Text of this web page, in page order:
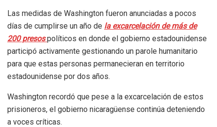
Las medidas de Washington fueron anunciadas a pocos
días de cumplirse un año de la excarcelación de más de
200 presospolíticos en donde el gobierno estadounidense
participó activamente gestionando un parole humanitario
para que estas personas permanecieran en territorio
estadounidense por dos años.
Washington recordó que pese a la excarcelación de estos
prisioneros, el gobierno nicaragüense continúa deteniendo
a voces críticas.